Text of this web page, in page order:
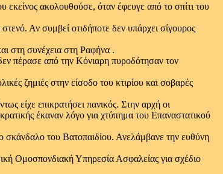
ακολουθούσε, όταν έφευγε από το σπίτι του
Αν συμβεί οτιδήποτε δεν υπάρχει σίγουρος
στη συνέχεια στη Ραφήνα .
πέρασε από την Κόνιαρη πυροδότησαν τον
ζημιές στην είσοδο του κτιρίου και σοβαρές
είχε επικρατήσει πανικός. Στην αρχή οι
έκαναν λόγο για χτύπημα του Επαναστατικού
του Βατοπαιδίου. Ανελάμβανε την ευθύνη
Ομοσπονδιακή Υπηρεσία Ασφαλείας για σχέδιο